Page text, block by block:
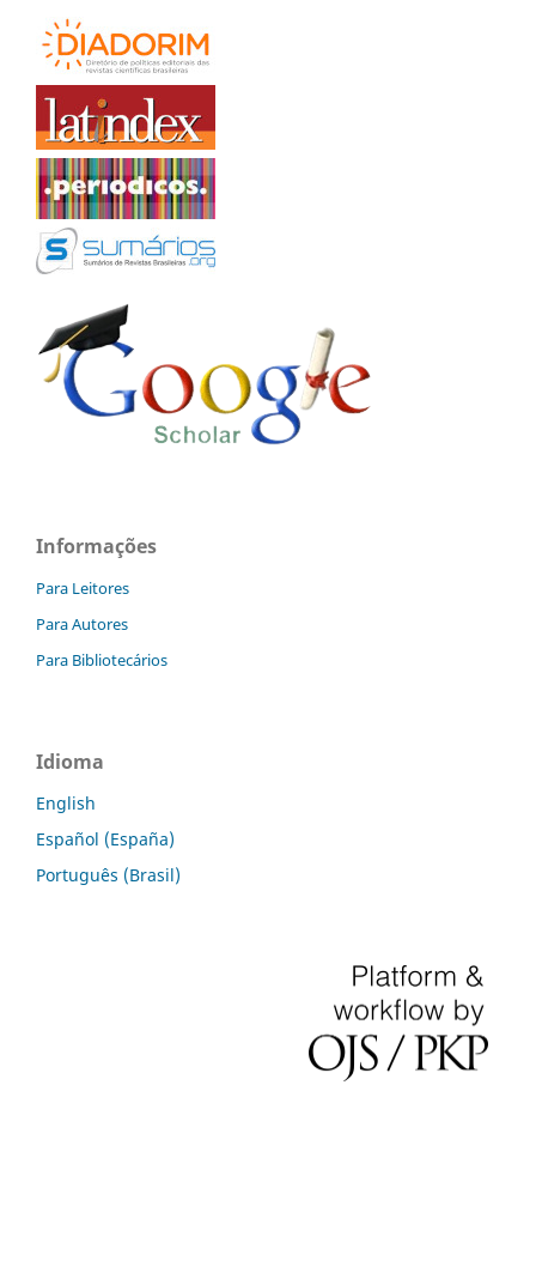
Informações
Para Leitores
Para Autores
Para Bibliotecários
Idioma
English
Español (España)
Português (Brasil)